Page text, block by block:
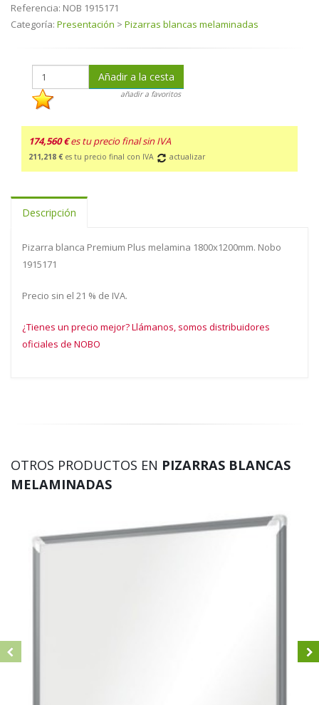
Referencia: NOB 1915171
Categoría: Presentación > Pizarras blancas melaminadas
Añadir a la cesta
añadir a favoritos
174,560 € es tu precio final sin IVA
211,218 € es tu precio final con IVA actualizar
Descripción
Pizarra blanca Premium Plus melamina 1800x1200mm. Nobo
1915171
Precio sin el 21 % de IVA.
¿Tienes un precio mejor? Llámanos, somos distribuidores
oficiales de NOBO
OTROS PRODUCTOS EN PIZARRAS BLANCAS
MELAMINADAS